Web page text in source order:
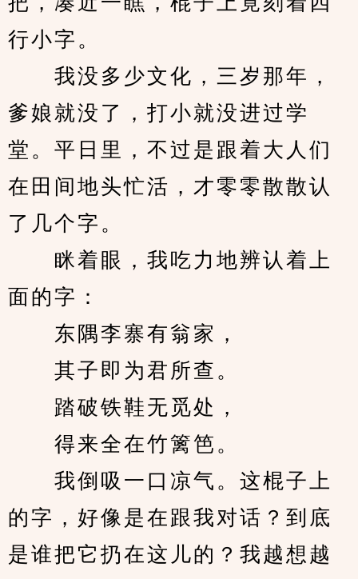
行小字。
我没多少文化，三岁那年，
爹娘就没了，打小就没进过学
堂。平日里，不过是跟着大人们
在田间地头忙活，才零零散散认
了几个字。
眯着眼，我吃力地辨认着上
面的字：
东隅李寨有翁家，
其子即为君所查。
踏破铁鞋无觅处，
得来全在竹篱笆。
我倒吸一口凉气。这棍子上
的字，好像是在跟我对话？到底
是谁把它扔在这儿的？我越想越